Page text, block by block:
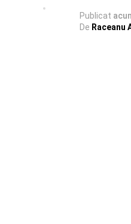
Publicat
De Raceanu